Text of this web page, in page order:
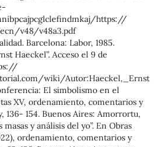
https://
v48/v48a3.pdf
Barcelona: Labor, 1985.
Haeckel”. Acceso el 9 de
wiki/Autor:Haeckel,_Ernst
El simbolismo en el
XV, ordenamiento, comentarios y
136- 154. Buenos Aires: Amorrortu,
y análisis del yo”. En Obras
ordenamiento, comentarios y